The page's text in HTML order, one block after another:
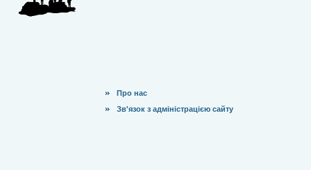
Про нас
Зв'язок з адміністрацією сайту